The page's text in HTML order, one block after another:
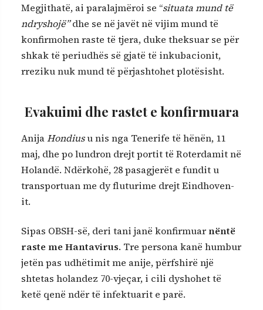
Megjithatë, ai paralajmëroi se “situata mund të
ndryshojë”dhe se në javët në vijim mund të
konfirmohen raste të tjera, duke theksuar se për
shkak të periudhës së gjatë të inkubacionit,
rreziku nuk mund të përjashtohet plotësisht.
Evakuimi dhe rastet e konfirmuara
AnijaHondiusu nis nga Tenerife të hënën, 11
maj, dhe po lundron drejt portit të Roterdamit në
Holandë. Ndërkohë, 28 pasagjerët e fundit u
transportuan me dy fluturime drejt Eindhoven-
it.
Sipas OBSH-së, deri tani janë konfirmuar nëntë
raste me Hantavirus. Tre persona kanë humbur
jetën pas udhëtimit me anije, përfshirë një
shtetas holandez 70-vjeçar, i cili dyshohet të
ketë qenë ndër të infektuarit e parë.